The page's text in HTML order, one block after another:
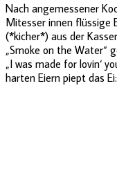
Nach angemessener
Mitesser innen flüssige
(*kicher*) aus der
„Smoke on the Water“
„I was made for lovin‘
harten Eiern piept das Ei: